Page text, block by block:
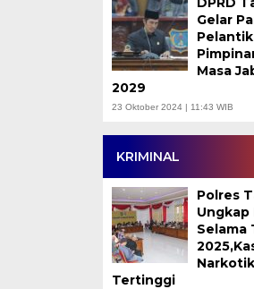
Gelar
Masa
2029
23 Oktober 2024 | 11:43 WIB
KRIMINAL
Polres
Ungkap
Selama
Tertinggi